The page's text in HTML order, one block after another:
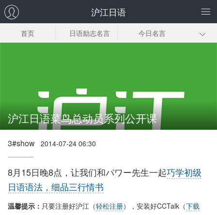
沪江日语
首页 日语励志名言 今日名言
沪江日语菜鸟总动员系列公开课
3#show 2014-07-24 06:30
8月15日晚8点，让我们和パワー先生一起巧学初级
日语语法，细品三行情书
温馨提示： 只要注册好沪江（轻松注册），安装好CCTalk（下载